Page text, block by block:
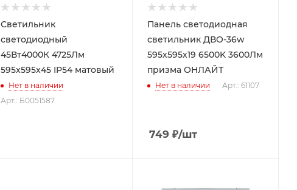
Светильник
светодиодный
45Вт4000К 4725Лм
595x595x45 IP54 матовый
Нет в наличии
Арт.: Б0051587
Панель светодиодная
светильник ДВО-36w
595х595х19 6500K 3600Лм
призма ОНЛАЙТ
Нет в наличии Арт.: 61107
749 ₽/шт